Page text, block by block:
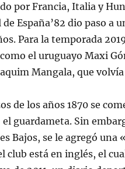
por Francia, Italia y
España’82 dio paso a
Para la temporada
el uruguayo Maxi
Mangala, que
de los años 1870 se
guardameta. Sin
Bajos, se le agregó
club está en inglés, el